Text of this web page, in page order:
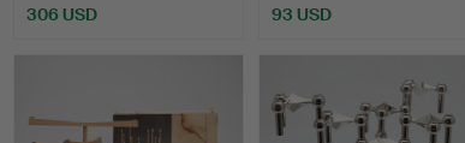
306 USD 93 USD